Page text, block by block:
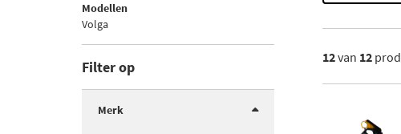
Modellen
Volga
Filter op
Merk
12van 12